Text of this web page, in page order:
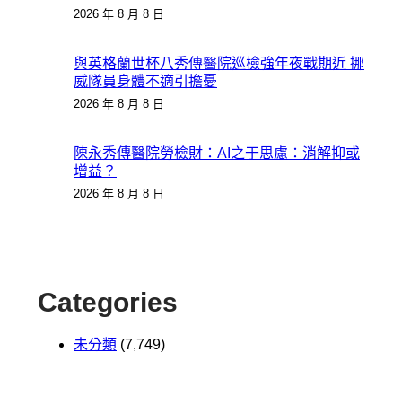
2026 年 8 月 8 日
與英格蘭世杯八秀傳醫院巡檢強年夜戰期近 挪
威隊員身體不適引擔憂
2026 年 8 月 8 日
陳永秀傳醫院勞檢財：AI之于思慮：消解抑或
增益？
2026 年 8 月 8 日
Categories
未分類 (7,749)